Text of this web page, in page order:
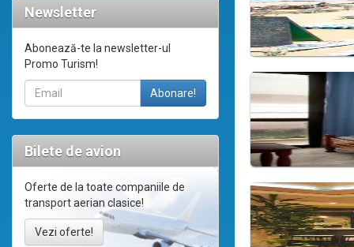
Newsletter
Abonează-te la newsletter-ul
Promo Turism!
Bilete de avion
Oferte de la toate companiile de
transport aerian clasice!
Vezi oferte!